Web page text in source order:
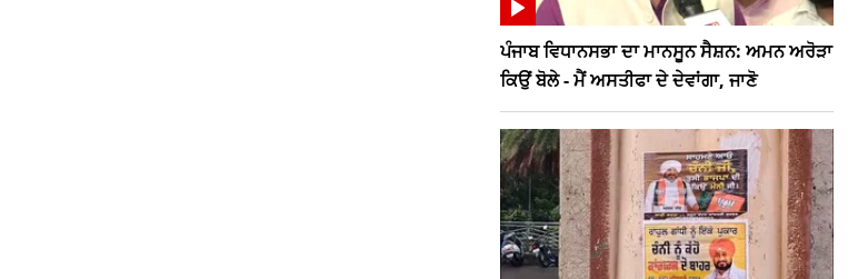
ਪੰਜਾਬ ਵਿਧਾਨਸਭਾ ਦਾ ਮਾਨਸੂਨ ਸੈਸ਼ਨ: ਅਮਨ ਅਰੋੜਾ
ਕਿਉਂ ਬੋਲੇ - ਮੈਂ ਅਸਤੀਫਾ ਦੇ ਦੇਵਾਂਗਾ, ਜਾਣੋ